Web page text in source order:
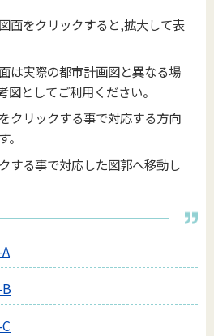
面をクリックすると,拡大して表
は実際の都市計画図と異なる場
図としてご利用ください。
クリックする事で対応する方向
する事で対応した図郭へ移動し